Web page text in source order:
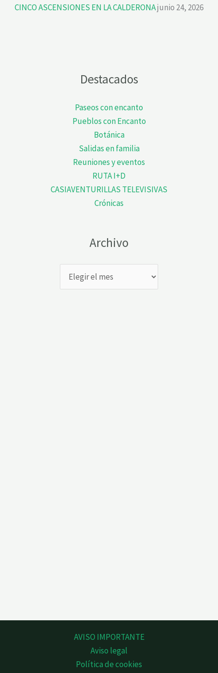
CINCO ASCENSIONES EN LA CALDERONAjunio 24, 2026
Destacados
Paseos con encanto
Pueblos con Encanto
Botánica
Salidas en familia
Reuniones y eventos
RUTA I+D
CASIAVENTURILLAS TELEVISIVAS
Crónicas
Archivo
Archivo
AVISO IMPORTANTE
Aviso legal
Política de cookies